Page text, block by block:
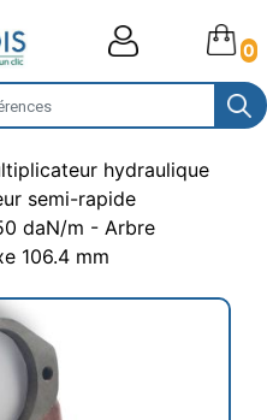
0
hydraulique
semi-rapide
daN/m - Arbre
106.4 mm